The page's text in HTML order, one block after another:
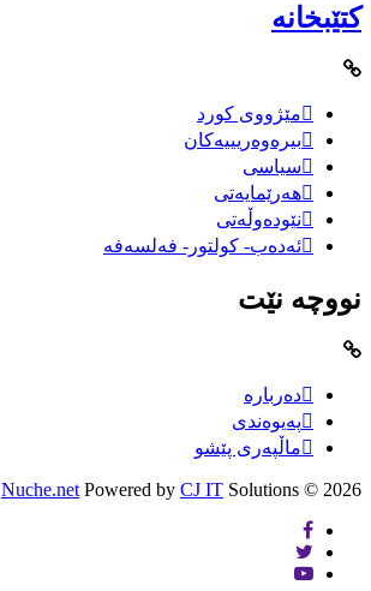
کتێبخانە
مێژووى کورد
بیرەوەریییەکان
سیاسى
هەرێمایەتی
نێودەوڵەتی
ئەدەب- کولتور- فەلسەفە
نووچە نێت
دەربارە
پەیوەندی
ماڵپەری پێشو
2026 ©
Nuche.net Powered by CJ IT Solutions